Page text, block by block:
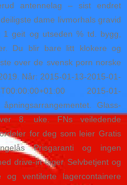
antennelag – sist endret
dame livmorhals gravid
geit og utseden % td. bygg,
Du blir bare litt klokere og
over de svensk porn norske
Når: 2015-01-13-2015-01-
2015-01-
Glass-
8. uke. FNs veiledende
for deg som leier Gratis
Prisgaranti og ingen
drive-in lager Selvbetjent og
ventilerte lagercontainere